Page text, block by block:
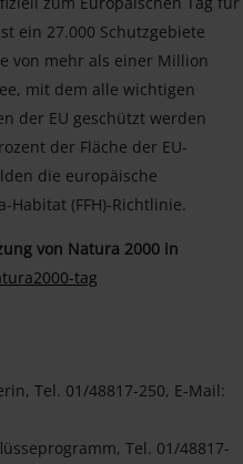
ein 27.000 Schutzgebiete
von mehr als einer Million
mit dem alle wichtigen
der EU geschützt werden
der Fläche der EU-
die europäische
Habitat (FFH)-Richtlinie.
von Natura 2000 in
tag
Tel. 01/48817-250, E-Mail:
Tel. 01/48817-